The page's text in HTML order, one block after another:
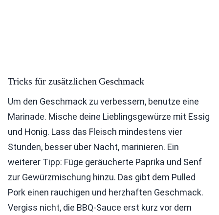
Tricks für zusätzlichen Geschmack
Um den Geschmack zu verbessern, benutze eine
Marinade. Mische deine Lieblingsgewürze mit Essig
und Honig. Lass das Fleisch mindestens vier
Stunden, besser über Nacht, marinieren. Ein
weiterer Tipp: Füge geräucherte Paprika und Senf
zur Gewürzmischung hinzu. Das gibt dem Pulled
Pork einen rauchigen und herzhaften Geschmack.
Vergiss nicht, die BBQ-Sauce erst kurz vor dem